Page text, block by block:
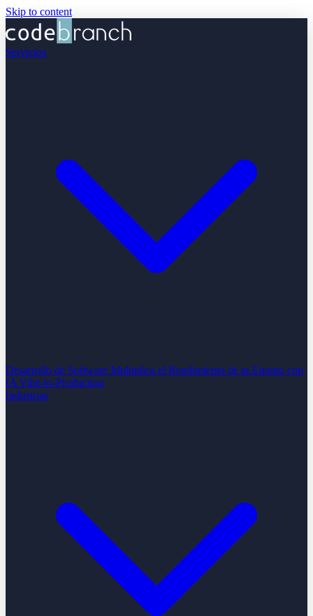
Skip to content
Servicios
Desarrollo de Software Multiplica el Rendimiento de tu Equipo con
IA Vibe-to-Production
Industrias